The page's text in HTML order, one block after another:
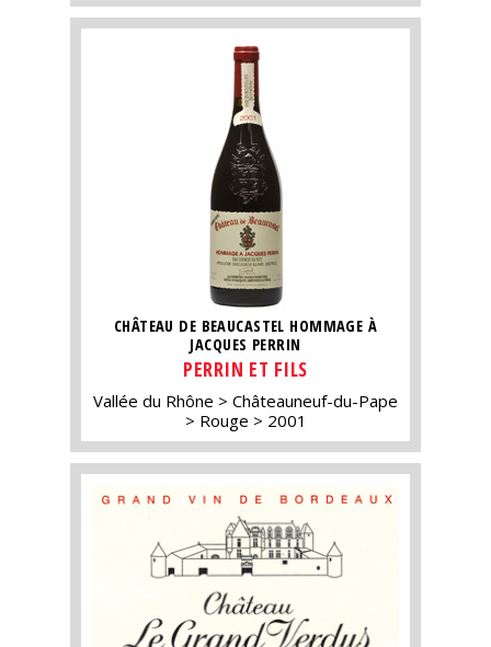
CHÂTEAU DE BEAUCASTEL HOMMAGE À
JACQUES PERRIN
PERRIN ET FILS
Vallée du Rhône
Châteauneuf-du-Pape
Rouge
2001